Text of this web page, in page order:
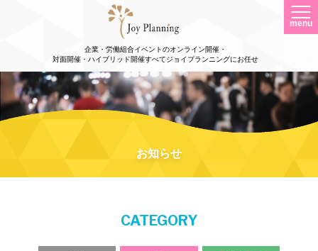
企業・労働組合イベントのオンライン開催・
対面開催・ハイブリッド開催すべてジョイプランニングにお任せ
menu
お知らせ
CATEGORY